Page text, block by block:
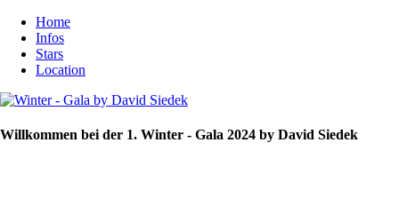
Home
Infos
Stars
Location
Willkommen bei der 1. Winter - Gala 2024 by David Siedek